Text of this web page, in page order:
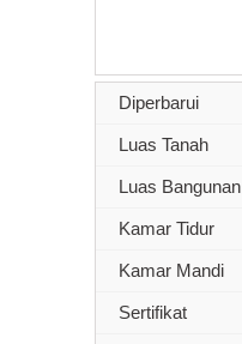
Diperbarui
Luas Tanah
Luas Bangunan
Kamar Tidur
Kamar Mandi
Sertifikat